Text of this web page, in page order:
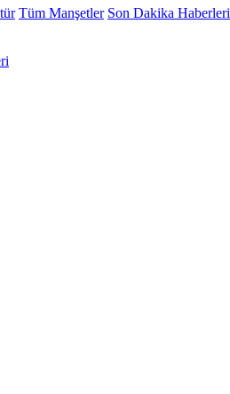
Tüm Manşetler Son Dakika Haberleri